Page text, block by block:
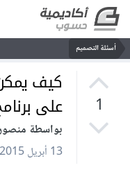
أسئلة التصميم
1
كيف
على
بواسطة منصور
13 أبريل 2015